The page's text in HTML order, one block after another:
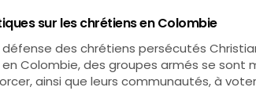
sur les chrétiens en Colombie
défense des chrétiens persécutés
Colombie, des groupes armés se sont
ainsi que leurs communautés, à